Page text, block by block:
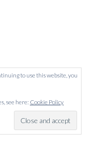
to use this website, you
see here: Cookie Policy